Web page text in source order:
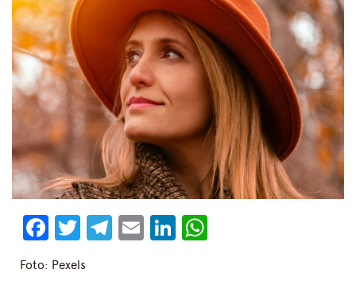
Facebook
Twitter
Telegram
EmailLinkedIn
Foto: Pexels